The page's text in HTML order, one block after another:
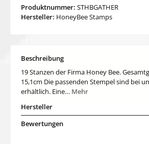
Produktnummer: STHBGATHER
Hersteller: HoneyBee Stamps
Beschreibung
19 Stanzen der Firma Honey Bee.
15,1cm Die passenden Stempel sind bei
erhältlich. Eine… Mehr
Hersteller
Bewertungen